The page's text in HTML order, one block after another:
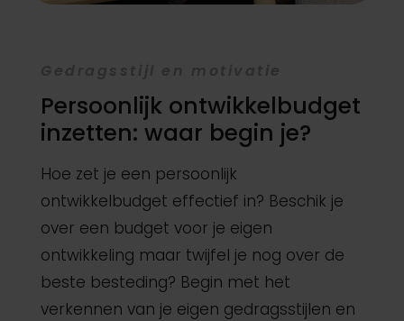
Persoonlijk ontwikkelbudget
inzetten: waar begin je?
Hoe zet je een persoonlijk
ontwikkelbudget effectief in? Beschik je
over een budget voor je eigen
ontwikkeling maar twijfel je nog over de
beste besteding? Begin met het
verkennen van je eigen gedragsstijlen en